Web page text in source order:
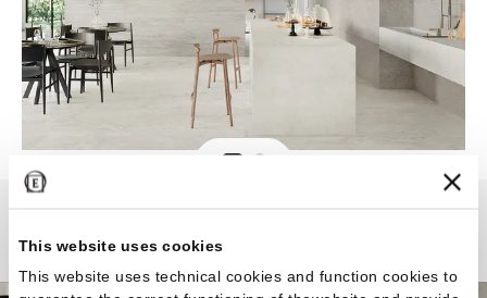
This website uses cookies
This website uses technical cookies and function cookies to
Unique Travertine